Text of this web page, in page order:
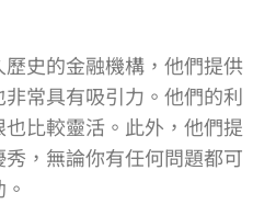
史的金融機構，他們提供
常具有吸引力。他們的利
比較靈活。此外，他們提
，無論你有任何問題都可